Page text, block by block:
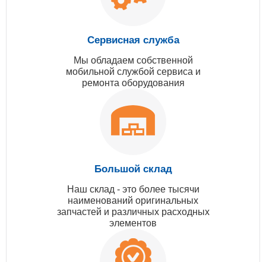
Сервисная служба
Мы обладаем собственной
мобильной службой сервиса и
ремонта оборудования
Большой склад
Наш склад - это более тысячи
наименований оригинальных
запчастей и различных расходных
элементов